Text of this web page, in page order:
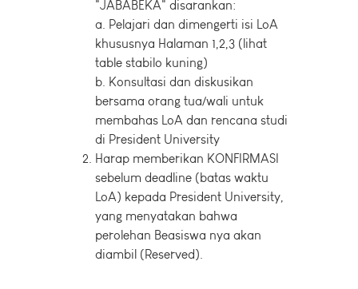
"JABABEKA" disarankan:
a. Pelajari dan dimengerti isi LoA
khususnya Halaman 1,2,3 (lihat
table stabilo kuning)
b. Konsultasi dan diskusikan
bersama orang tua/wali untuk
membahas LoA dan rencana studi
di President University
Harap memberikan KONFIRMASI
sebelum deadline (batas waktu
LoA) kepada President University,
yang menyatakan bahwa
perolehan Beasiswa nya akan
diambil (Reserved).